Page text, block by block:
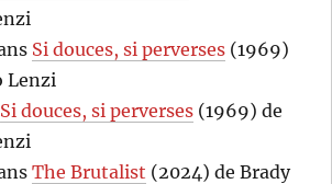
Si douces, si perverses (1969)
Lenzi
Si douces, si perverses (1969) de
The Brutalist (2024) de Brady